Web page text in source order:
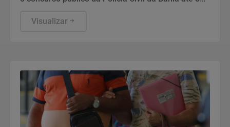
estão marcadas para dezembro, em Salvador.
Visualizar